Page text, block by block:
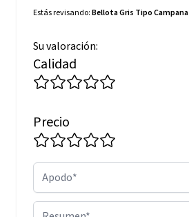
Estás revisando:Bellota Gris Tipo Campana
Su valoración:
Calidad
Precio
Apodo
Resumen